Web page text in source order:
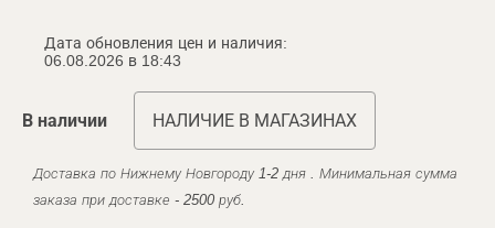
Дата обновления цен и наличия:
06.08.2026 в 18:43
В наличии НАЛИЧИЕ В МАГАЗИНАХ
Доставка по Нижнему Новгороду 1-2 дня . Минимальная сумма
заказа при доставке - 2500 руб.